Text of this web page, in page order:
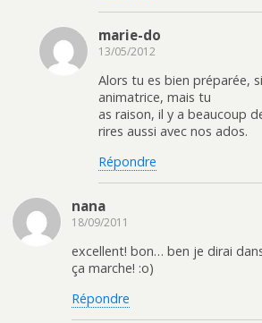
marie-do
13/05/2012
Alors tu es bien préparée,
animatrice, mais tu
as raison, il y a beaucoup
rires aussi avec nos ados.
Répondre
nana
18/09/2011
excellent! bon… ben je dirai
ça marche! :o)
Répondre